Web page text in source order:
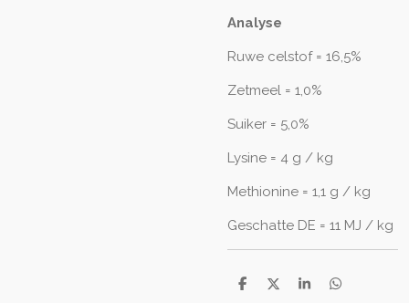
Analyse
Ruwe celstof = 16,5%
Zetmeel = 1,0%
Suiker = 5,0%
Lysine = 4 g / kg
Methionine = 1,1 g / kg
Geschatte DE = 11 MJ / kg
D
D
S
D